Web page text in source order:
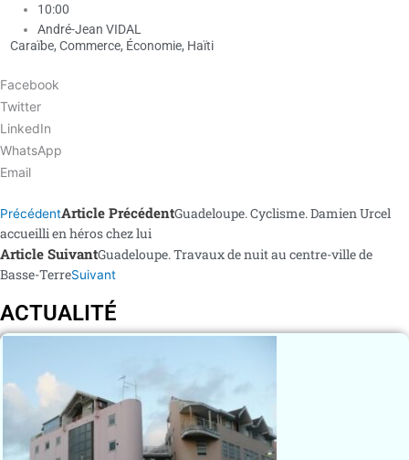
10:00
André-Jean VIDAL
Caraïbe, Commerce, Économie, Haïti
Facebook
Twitter
LinkedIn
WhatsApp
Email
PrécédentArticle PrécédentGuadeloupe. Cyclisme. Damien Urcel
accueilli en héros chez lui
Article SuivantGuadeloupe. Travaux de nuit au centre-ville de
Basse-TerreSuivant
ACTUALITÉ